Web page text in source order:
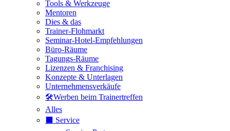
Tools & Werkzeuge
Mentoren
Dies & das
Trainer-Flohmarkt
Seminar-Hotel-Empfehlungen
Büro-Räume
Tagungs-Räume
Lizenzen & Franchising
Konzepte & Unterlagen
Unternehmensverkäufe
🛠️Werben beim Trainertreffen
Alles
⬛️ Service